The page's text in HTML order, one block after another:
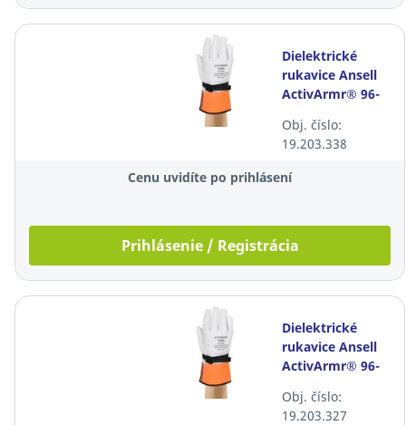
Dielektrické
rukavice Ansell
ActivArmr® 96-
biele, 10 párov
Obj. číslo:
19.203.338
Cenu uvidíte po prihlásení
Prihlásenie / Registrácia
Dielektrické
rukavice Ansell
ActivArmr® 96-
biele, 10 párov
Obj. číslo:
19.203.327